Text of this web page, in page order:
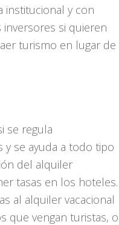
institucional y con
si quieren
turismo en lugar de
se regula
y se ayuda a todo tipo
del alquiler
tasas en los hoteles.
al alquiler vacacional
que vengan turistas, o